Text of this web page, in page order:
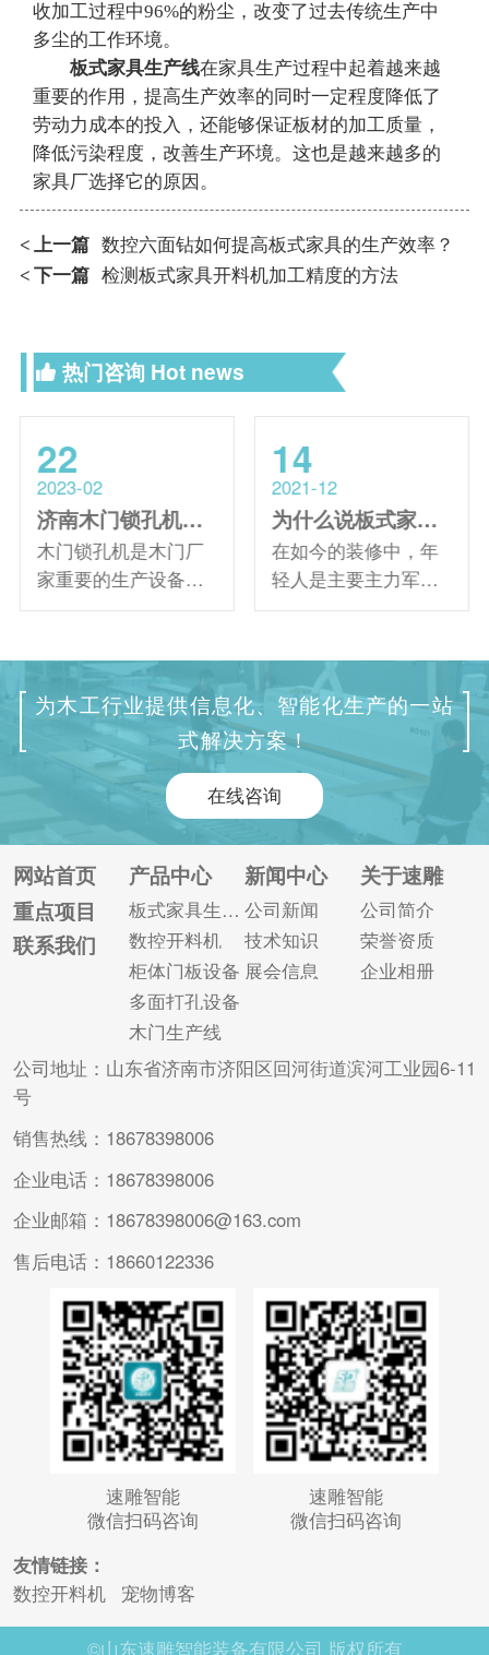
收加工过程中96%的粉尘，改变了过去传统生产中
多尘的工作环境。
板式家具生产线在家具生产过程中起着越来越
重要的作用，提高生产效率的同时一定程度降低了
劳动力成本的投入，还能够保证板材的加工质量，
降低污染程度，改善生产环境。这也是越来越多的
家具厂选择它的原因。
< 上一篇 数控六面钻如何提高板式家具的生产效率？
< 下一篇 检测板式家具开料机加工精度的方法
热门咨询 Hot news
22
2023-02
济南木门锁孔机厂家哪家更好？
木门锁孔机是木门厂
家重要的生产设备，
主要用于木质门锁
阶等工艺孔的加工。
济南作为比较大的木
门生产设备市场，有
很多的木门锁孔机厂
家，其中设备质量可
靠的厂家包括速雕数
的核心配置： 1、7轴
联动，锁孔合页同时
加工; 2、英国翠欧系
统，埃斯顿绝对值伺
服; 3、台湾30导...
14
2021-12
为什么说板式家具生产线逐渐替代木工打制家具
在如今的装修中，年
轻人是主要主力军，
而新潮简洁则是当下
西，衣柜、橱柜、鞋
柜越来越注重定制
化。随着板式家具生
产线的出现，可以根
据客户的要求，及时
设计相关的电脑模拟
图，查看三维效果
等，经客户确认后直
接发回工厂进行定
做，使客户的家居生
活更个性化。 那么，
数控家具生产线相对
为木工行业提供信息化、智能化生产的一站
式解决方案！
在线咨询
网站首页
重点项目
联系我们
产品中心
板式家具生产线
数控开料机
柜体门板设备
多面打孔设备
木门生产线
新闻中心
公司新闻
技术知识
展会信息
关于速雕
公司简介
荣誉资质
企业相册
公司地址：山东省济南市济阳区回河街道滨河工业园6-11
号
销售热线：18678398006
企业电话：18678398006
企业邮箱：18678398006@163.com
售后电话：18660122336
速雕智能
微信扫码咨询
速雕智能
微信扫码咨询
友情链接：
数控开料机
宠物博客
©山东速雕智能装备有限公司 版权所有